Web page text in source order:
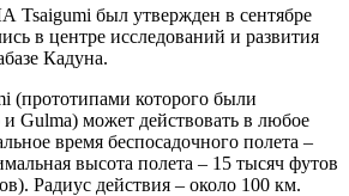
Tsaigumi был утвержден в сентябре
в центре исследований и развития
Кадуна.
которого были
Gulma) может действовать в любое
время беспосадочного полета –
высота полета – 15 тысяч футов
Радиус действия – около 100 км.